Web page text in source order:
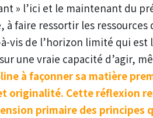
» l’ici et le maintenant du
à faire ressortir les
vis de l’horizon limité qui est
une vraie capacité d’agir,
à façonner sa matière
originalité. Cette réflexion
primaire des principes